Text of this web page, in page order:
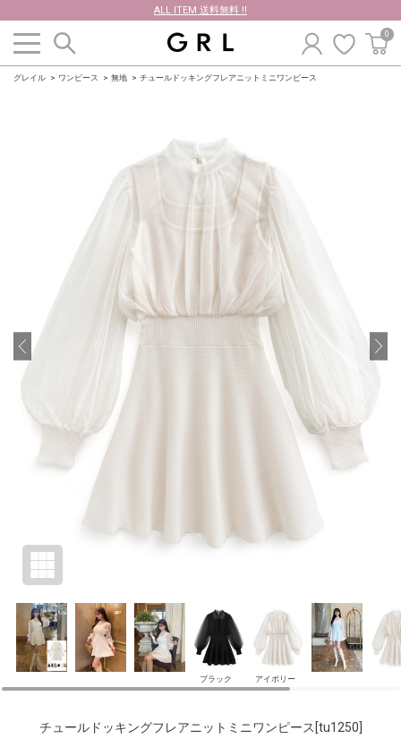
ALL ITEM 送料無料 !!
0
グレイル ワンピース 無地 チュールドッキングフレアニットミニワンピース
ブラック アイボリー
チュールドッキングフレアニットミニワンピース [tu1250]